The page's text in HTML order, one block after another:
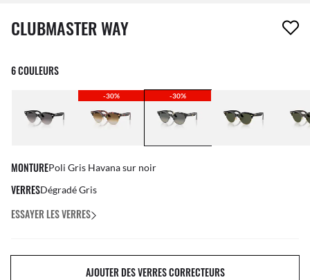
1 article a été retiré de votre liste de souhaits
CLUBMASTER WAY
6 COULEURS
-30% -30%
MONTUREPoli Gris Havana sur noir
VERRESDégradé Gris
ESSAYER LES VERRES
AJOUTER DES VERRES CORRECTEURS